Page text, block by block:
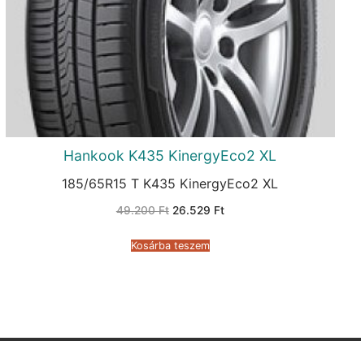
Hankook K435 KinergyEco2 XL
185/65R15 T K435 KinergyEco2 XL
49.200Ft Original
49.200 Ft.
26.529 FtCurrent
Kosárba teszem